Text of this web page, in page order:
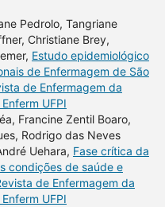
Pedrolo, Tangriane
Christiane Brey,
Estudo epidemiológico
de Enfermagem de São
de Enfermagem da
UFPI
Francine Zentil Boaro,
Rodrigo das Neves
Uehara, Fase crítica da
condições de saúde e
de Enfermagem da
UFPI